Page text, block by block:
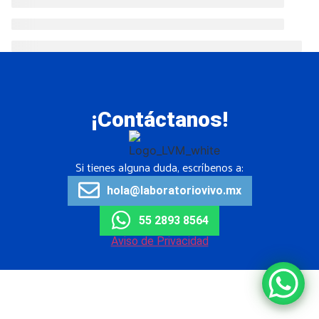
¡Contáctanos!
Si tienes alguna duda, escríbenos a:
hola@laboratoriovivo.mx
55 2893 8564
Aviso de Privacidad